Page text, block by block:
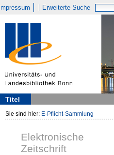
Impressum Erweiterte Suche
Titel
Sie sind hier: E-Pflicht-Sammlung
Elektronische
Zeitschrift